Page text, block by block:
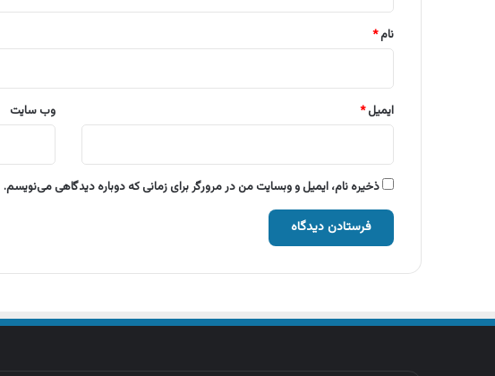
نام*
ایمیل* وب‌ سایت
ذخیره نام، ایمیل و وبسایت من در مرورگر برای زمانی که دوباره دیدگاهی می‌نویسم.